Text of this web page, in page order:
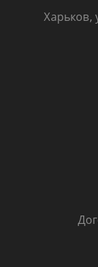
Харьков,